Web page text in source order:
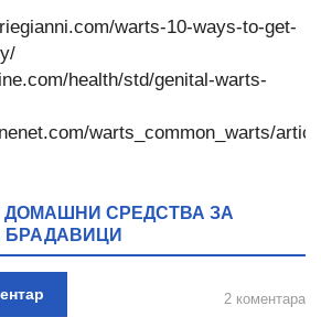
warts-10-ways-to-get-
health/std/genital-warts-
warts_common_warts/
СРЕДСТВА ЗА
БРАДАВИЦИ
2 коментара